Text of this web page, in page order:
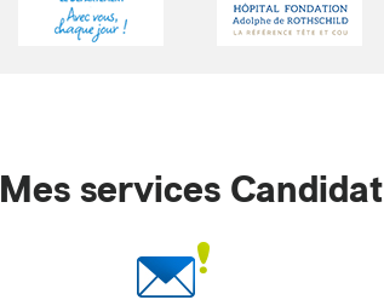
Mes services Candidat